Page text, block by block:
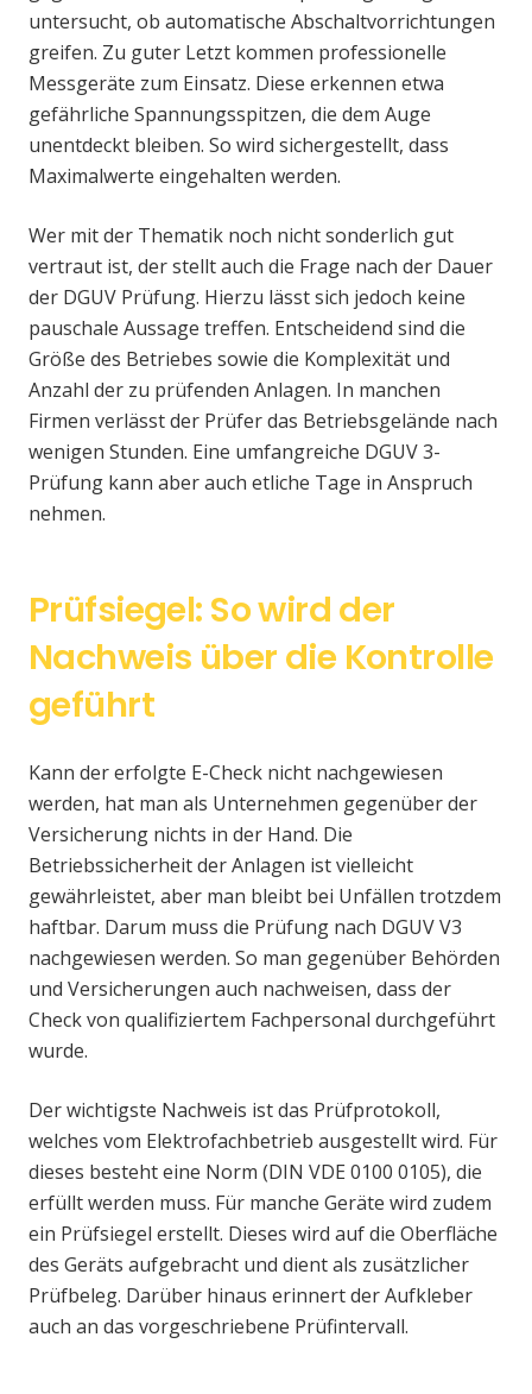
untersucht, ob automatische Abschaltvorrichtungen
greifen. Zu guter Letzt kommen professionelle
Messgeräte zum Einsatz. Diese erkennen etwa
gefährliche Spannungsspitzen, die dem Auge
unentdeckt bleiben. So wird sichergestellt, dass
Maximalwerte eingehalten werden.
Wer mit der Thematik noch nicht sonderlich gut
vertraut ist, der stellt auch die Frage nach der Dauer
der DGUV Prüfung. Hierzu lässt sich jedoch keine
pauschale Aussage treffen. Entscheidend sind die
Größe des Betriebes sowie die Komplexität und
Anzahl der zu prüfenden Anlagen. In manchen
Firmen verlässt der Prüfer das Betriebsgelände nach
wenigen Stunden. Eine umfangreiche DGUV 3-
Prüfung kann aber auch etliche Tage in Anspruch
nehmen.
Prüfsiegel: So wird der
Nachweis über die Kontrolle
geführt
Kann der erfolgte E-Check nicht nachgewiesen
werden, hat man als Unternehmen gegenüber der
Versicherung nichts in der Hand. Die
Betriebssicherheit der Anlagen ist vielleicht
gewährleistet, aber man bleibt bei Unfällen trotzdem
haftbar. Darum muss die Prüfung nach DGUV V3
nachgewiesen werden. So man gegenüber Behörden
und Versicherungen auch nachweisen, dass der
Check von qualifiziertem Fachpersonal durchgeführt
wurde.
Der wichtigste Nachweis ist das Prüfprotokoll,
welches vom Elektrofachbetrieb ausgestellt wird. Für
dieses besteht eine Norm (DIN VDE 0100 0105), die
erfüllt werden muss. Für manche Geräte wird zudem
ein Prüfsiegel erstellt. Dieses wird auf die Oberfläche
des Geräts aufgebracht und dient als zusätzlicher
Prüfbeleg. Darüber hinaus erinnert der Aufkleber
auch an das vorgeschriebene Prüfintervall.